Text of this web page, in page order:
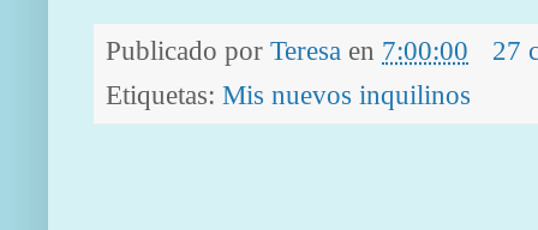
Publicado por Teresa en 7:00:00
27
Etiquetas: Mis nuevos inquilinos